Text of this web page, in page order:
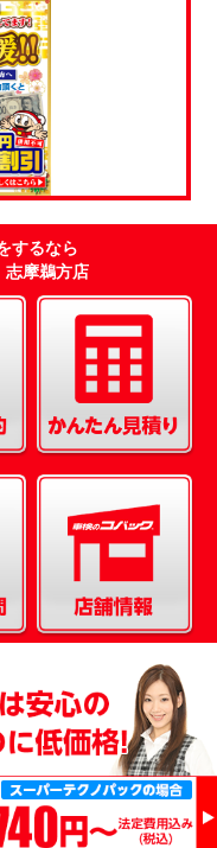
するなら
志摩鵜方店